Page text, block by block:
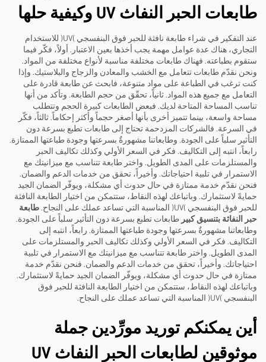
طابعات الحبر النفاث UV وكيفية حلها
عند التفكير في شراء طابعة نافثة للحبر فوق البنفسجي (UV) للاستخدام
التجاري، هناك عدة عوامل مهمة يجب أخذها بعين الاعتبار. أولاً، فكّر فيما
ستقوم بطباعته. فهناك طابعات مختلفة مناسبة لأنواع مختلفة من المواد.
ونحن نقدّم طابعات تتعامل مع الخشب والمعادن والزجاج والبلاستيك. وإذا
كنت ترغب في الطباعة على مواد متنوعة، فابحث عن طابعة قادرة على
التعامل مع جميع هذه المواد. ثانياً، تحقّق من حجم الطابعة. وتأكد من أنها
تناسب المساحة المتاحة لديك. فبعض الطابعات كبيرة الحجم وتتطلب
مساحة واسعة، بينما تتميز أخرى بأنها أصغر حجماً وأكثر إحكاماً. ثالثاً، فكّر
في السرعة. فالشركات المزدحمة تحتاج إلى طابعات تطبع بسرعة دون
التأثير سلباً على الجودة. وطابعاتنا مشهورةٌ بسرعتها وجودة طباعتها الممتازة.
رابعاً، انتبه إلى التكاليف. فكر في السعر الأولي وكذلك تكاليف الحبر
والمستلزمات على المدى الطويل. واختر طابعة تتناسب مع ميزانيتك مع
الاستمرار في تلبية احتياجاتك. وأخيراً، تحقق من خدمات الدعم والضمان.
فنحن نقدّم خدمة ممتازة في حال حدوث أي مشكلة، ويوفّر الضمان الجيد
حمايةً لاستثمارك. وباتباعك لهذه النقاط، ستتمكن من اختيار الطابعة النافثة
للحبر فوق البنفسجي (UV) المناسبة التي تساعد عملك على النجاح.
طابعة
حبر النفاثة بتنسيق كبير طابعات تطبع بسرعة دون التأثير سلباً على الجودة.
وطابعاتنا مشهورةٌ بسرعتها وجودة طباعتها الممتازة. رابعاً، انتبه إلى
التكاليف. فكر في السعر الأولي وكذلك تكاليف الحبر والمستلزمات على
المدى الطويل. واختر طابعة تتناسب مع ميزانيتك مع الاستمرار في تلبية
احتياجاتك. وأخيراً، تحقق من خدمات الدعم والضمان. فنحن نقدّم خدمة
ممتازة في حال حدوث أي مشكلة، ويوفّر الضمان الجيد حمايةً لاستثمارك.
وباتباعك لهذه النقاط، ستتمكن من اختيار الطابعة النافثة للحبر فوق
البنفسجي (UV) المناسبة التي تساعد عملك على النجاح.
أين يمكنكم توريد مورِّدين جملة
موثوقين لطابعات الحبر النفاث UV